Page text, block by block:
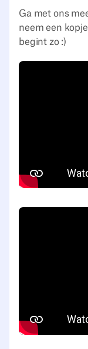
Ga met ons
neem een
begint zo :)